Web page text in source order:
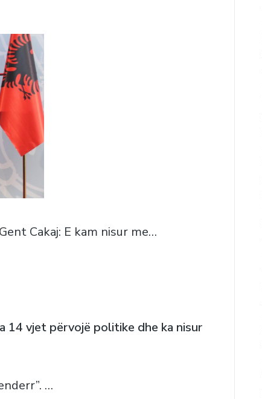
Cakaj: E kam nisur me…
14 vjet përvojë politike dhe ka nisur
…